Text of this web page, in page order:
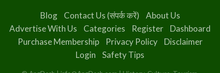
Blog Contact Us (संपर्क करें)
About Us
Advertise With Us
Categories Register
Dashboard
Purchase Membership
Privacy Policy
Disclaimer
Login
Safety Tips